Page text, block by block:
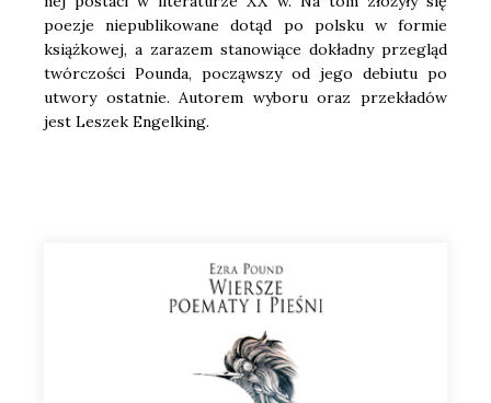
poezje nie­pu­bli­ko­wa­ne dotąd po pol­sku w for­mie
książ­ko­wej, a zara­zem sta­no­wią­ce dokład­ny prze­gląd
twór­czo­ści Poun­da, począw­szy od jego debiu­tu po
utwo­ry ostat­nie. Auto­rem wybo­ru oraz prze­kła­dów
jest Leszek Engel­king.